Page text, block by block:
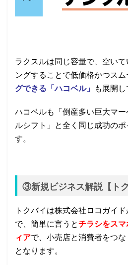
ラクスルは同じ容量で、空い
ングすることで低価格かつスム
グできる「ハコベル」
も展開し
ハコベルも「倒産多い巨大マ
ルシフト」と全く同じ成功の
す。
③新規ビジネス解説【トク
トクバイは株式会社ロコガイ
で、簡単に言うとチラシをス
ィアで、小売店と消費者をつ
となります。